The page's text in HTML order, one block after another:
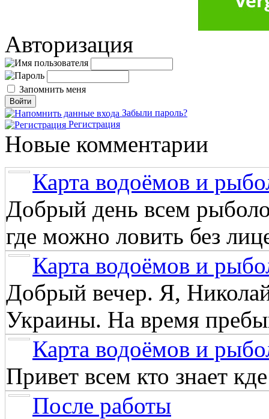
Авторизация
Запомнить меня
Забыли пароль?
Регистрация
Новые комментарии
Карта водоёмов и
Добрый день всем
где можно ловить без
Карта водоёмов и
Добрый вечер. Я,
Украины. На время
Карта водоёмов и
Привет всем кто знает
После работы